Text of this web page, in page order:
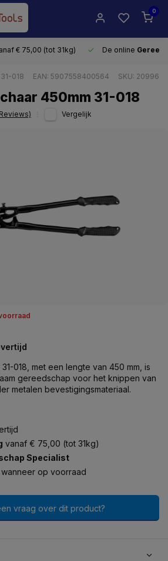
0
€ 75,00 (tot 31kg) De online
018 EAN: 5907558400564 SKU: 20996
450mm 31-018
Vergelijk
018, met een lengte van 450 mm, is
gereedschap voor het knippen van
metalen bevestigingsmateriaal.
vanaf € 75,00 (tot 31kg)
Specialist
, wanneer op voorraad
vraag over dit product?